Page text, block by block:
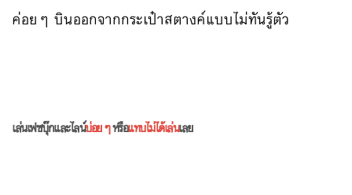
ค่อยๆ บินออกจากกระเป๋าสตางค์แบบไม่ทันรู้ตัว
เล่นเฟซบุ๊กและไลน์บ่อยๆหรือแทบไม่ได้เล่นเลย